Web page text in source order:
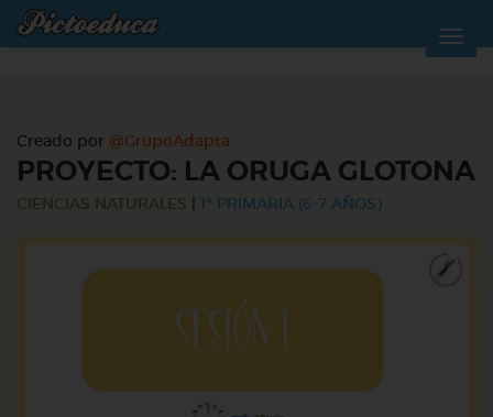
Creado por @GrupoAdapta
PROYECTO: LA ORUGA GLOTONA
CIENCIAS NATURALES 1º PRIMARIA (6-7 AÑOS)